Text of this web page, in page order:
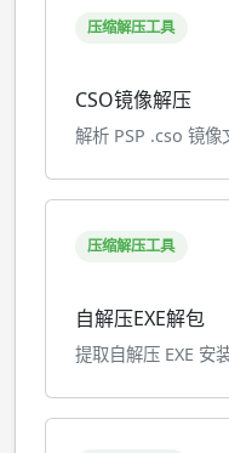
压缩解压工具
CSO镜像解压
解析 PSP .cso 镜
压缩解压工具
自解压EXE解包
提取自解压 EXE 安